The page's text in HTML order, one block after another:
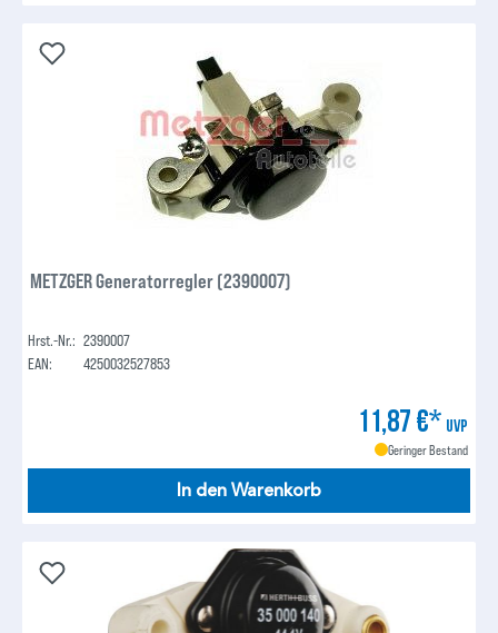
METZGER Generatorregler (2390007)
Hrst.-Nr.: 2390007
EAN:
4250032527853
11,87 €* UVP
Geringer Bestand
In den Warenkorb